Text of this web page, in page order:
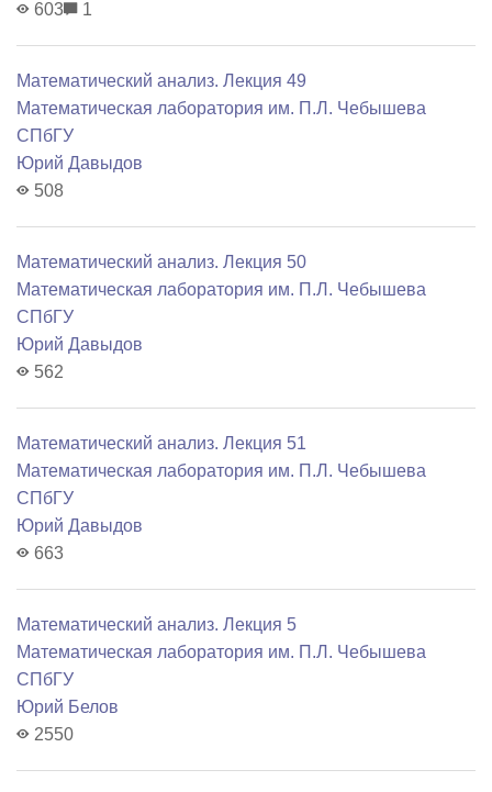
603 1
Математический анализ. Лекция 49
Математичеcкая лаборатория им. П.Л. Чебышева
СПбГУ
Юрий Давыдов
508
Математический анализ. Лекция 50
Математичеcкая лаборатория им. П.Л. Чебышева
СПбГУ
Юрий Давыдов
562
Математический анализ. Лекция 51
Математичеcкая лаборатория им. П.Л. Чебышева
СПбГУ
Юрий Давыдов
663
Математический анализ. Лекция 5
Математичеcкая лаборатория им. П.Л. Чебышева
СПбГУ
Юрий Белов
2550